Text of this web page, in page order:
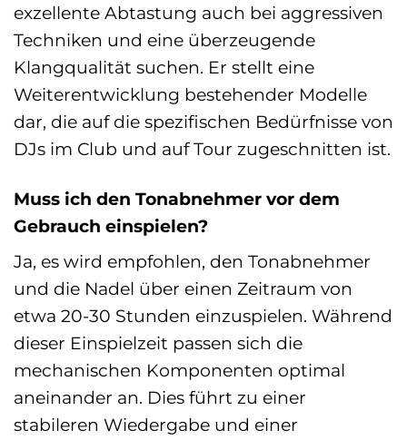
exzellente Abtastung auch bei aggressiven
Techniken und eine überzeugende
Klangqualität suchen. Er stellt eine
Weiterentwicklung bestehender Modelle
dar, die auf die spezifischen Bedürfnisse von
DJs im Club und auf Tour zugeschnitten ist.
Muss ich den Tonabnehmer vor dem
Gebrauch einspielen?
Ja, es wird empfohlen, den Tonabnehmer
und die Nadel über einen Zeitraum von
etwa 20-30 Stunden einzuspielen. Während
dieser Einspielzeit passen sich die
mechanischen Komponenten optimal
aneinander an. Dies führt zu einer
stabileren Wiedergabe und einer